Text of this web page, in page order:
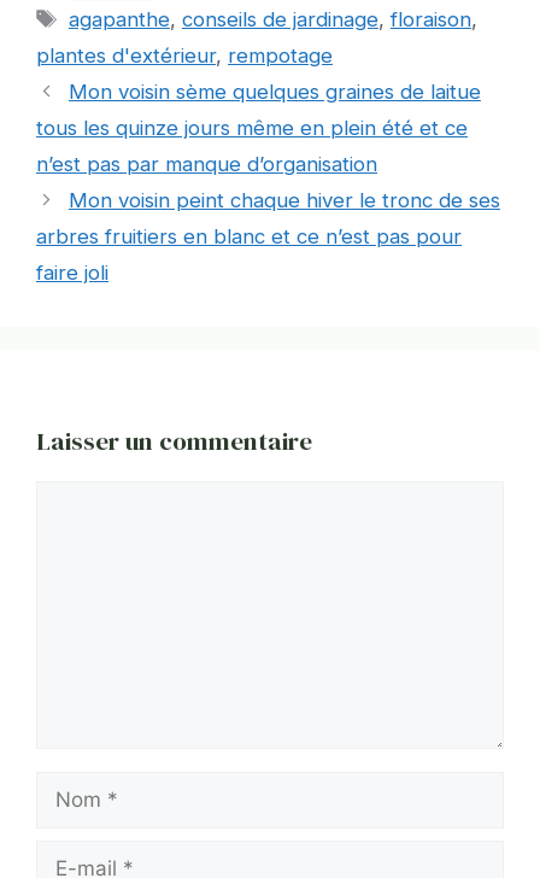
Étiquettes
agapanthe, conseils de jardinage,floraison,
plantes d'extérieur, rempotage
Mon voisin sème quelques graines de laitue
tous les quinze jours même en plein été et ce
n’est pas par manque d’organisation
Mon voisin peint chaque hiver le tronc de ses
arbres fruitiers en blanc et ce n’est pas pour
faire joli
Laisser un commentaire
Nom